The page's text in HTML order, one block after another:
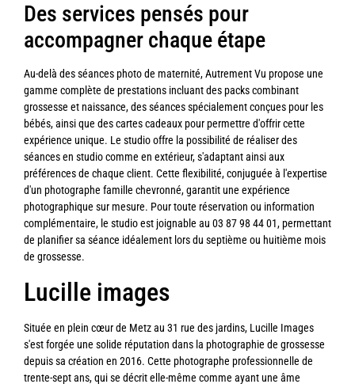
Des services pensés pour
accompagner chaque étape
Au-delà des séances photo de maternité, Autrement Vu propose une
gamme complète de prestations incluant des packs combinant
grossesse et naissance, des séances spécialement conçues pour les
bébés, ainsi que des cartes cadeaux pour permettre d'offrir cette
expérience unique. Le studio offre la possibilité de réaliser des
séances en studio comme en extérieur, s'adaptant ainsi aux
préférences de chaque client. Cette flexibilité, conjuguée à l'expertise
d'un photographe famille chevronné, garantit une expérience
photographique sur mesure. Pour toute réservation ou information
complémentaire, le studio est joignable au 03 87 98 44 01, permettant
de planifier sa séance idéalement lors du septième ou huitième mois
de grossesse.
Lucille images
Située en plein cœur de Metz au 31 rue des jardins, Lucille Images
s'est forgée une solide réputation dans la photographie de grossesse
depuis sa création en 2016. Cette photographe professionnelle de
trente-sept ans, qui se décrit elle-même comme ayant une âme